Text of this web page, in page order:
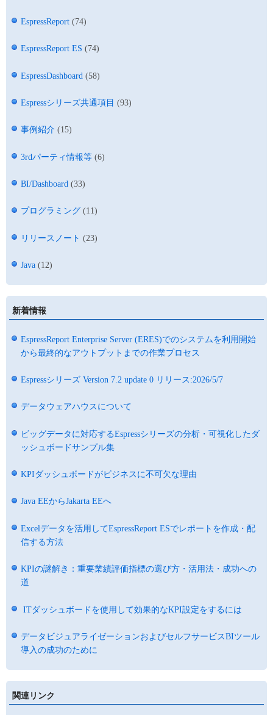
EspressReport (74)
EspressReport ES (74)
EspressDashboard (58)
Espressシリーズ共通項目 (93)
事例紹介 (15)
3rdパーティ情報等 (6)
BI/Dashboard (33)
プログラミング (11)
リリースノート (23)
Java (12)
新着情報
EspressReport Enterprise Server (ERES)でのシステムを利用開始
から最終的なアウトプットまでの作業プロセス
Espressシリーズ Version 7.2 update 0 リリース:2026/5/7
データウェアハウスについて
ビッグデータに対応するEspressシリーズの分析・可視化したダ
ッシュボードサンプル集
KPIダッシュボードがビジネスに不可欠な理由
Java EEからJakarta EEへ
Excelデータを活用してEspressReport ESでレポートを作成・配
信する方法
KPIの謎解き：重要業績評価指標の選び方・活用法・成功への
道
ITダッシュボードを使用して効果的なKPI設定をするには
データビジュアライゼーションおよびセルフサービスBIツール
導入の成功のために
関連リンク